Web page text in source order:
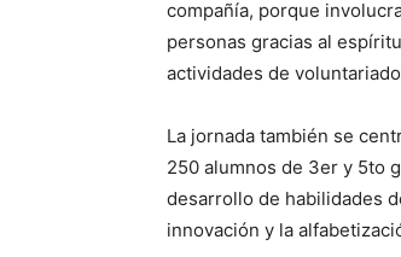
compañía, porque
personas gracias al
actividades de
La jornada también se
250 alumnos de 3er y 5to
desarrollo de habilidades
innovación y la